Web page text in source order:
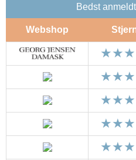
Bedst
Webshop